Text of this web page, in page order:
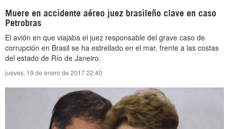
Muere en accidente aéreo juez brasileño clave en caso
Petrobras
El avión en que viajaba el juez responsable del grave caso de
corrupción en Brasil se ha estrellado en el mar, frente a las costas
del estado de Río de Janeiro.
jueves, 19 de enero de 2017 22:40